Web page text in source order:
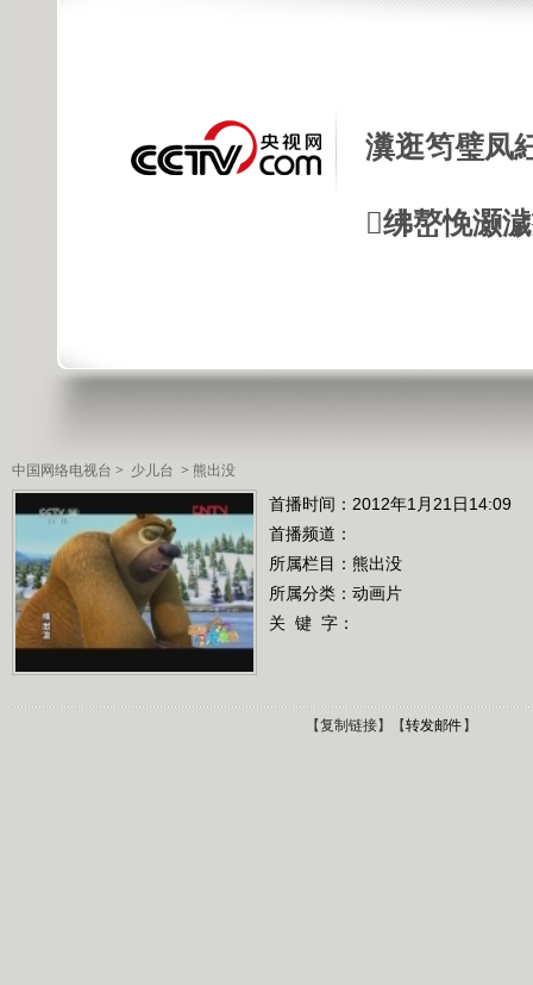
瀵逛笉璧凤
绋嶅悗灏
中国网络电视台 > 少儿台 > 熊出没
首播时间：2012年1月21日14:09
首播频道：
所属栏目： 熊出没
所属分类：动画片
关 键 字：
【复制链接】【转发邮件】